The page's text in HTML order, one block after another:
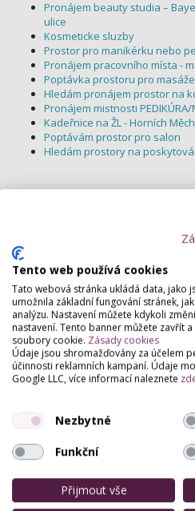
Pronájem beauty studia –
ulice
Kosmeticke sluzby
Prostor pro manikérku nebo
Pronájem pracovního místa -
Poptávka prostoru pro masáže
Hledám pronájem prostor na
Pronájem mistnosti
Kadeřnice na ŽL - Horních
Poptávám prostor pro salon
Hledám prostory na
Tento web používá cookies
Tato webová stránka ukládá data, jako
umožnila základní fungování stránek,
analýzu. Nastavení můžete kdykoli
nastavení. Tento banner můžete zavřít
soubory cookie. Zásady cookies
Údaje jsou shromažďovány za účelem
účinnosti reklamních kampaní. Údaje
Google LLC, více informací naleznete
Nezbytné
Funkční
Přijmout vše